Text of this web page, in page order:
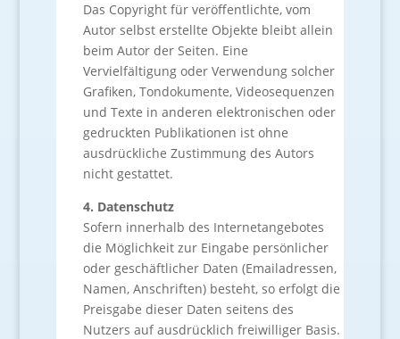
Das Copyright für veröffentlichte, vom
Autor selbst erstellte Objekte bleibt allein
beim Autor der Seiten. Eine
Vervielfältigung oder Verwendung solcher
Grafiken, Tondokumente, Videosequenzen
und Texte in anderen elektronischen oder
gedruckten Publikationen ist ohne
ausdrückliche Zustimmung des Autors
nicht gestattet.
4. Datenschutz
Sofern innerhalb des Internetangebotes
die Möglichkeit zur Eingabe persönlicher
oder geschäftlicher Daten (Emailadressen,
Namen, Anschriften) besteht, so erfolgt die
Preisgabe dieser Daten seitens des
Nutzers auf ausdrücklich freiwilliger Basis.